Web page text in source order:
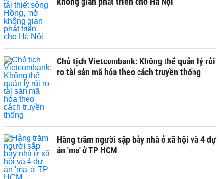
Chủ tịch Vietcombank: Không thể quản lý rủi
ro tài sản mã hóa theo cách truyền thống
Hàng trăm người sập bẫy nhà ở xã hội và 4 dự
án 'ma' ở TP HCM